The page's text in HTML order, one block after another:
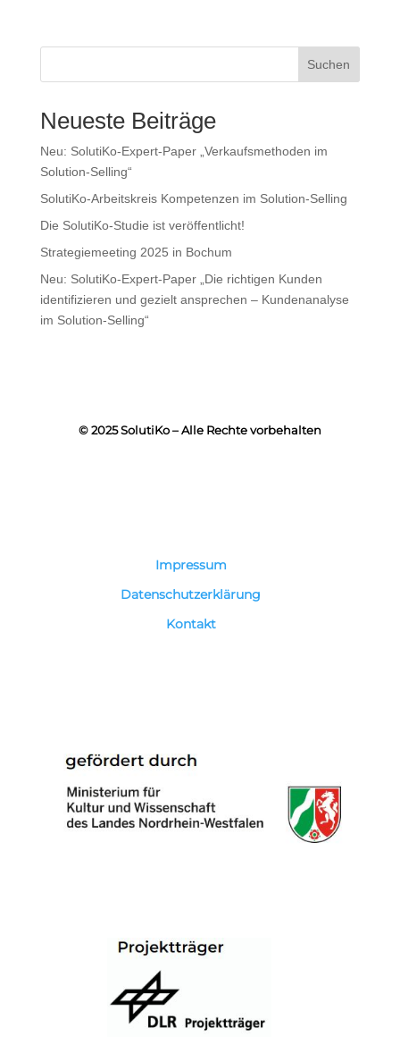
Suchen
Neueste Beiträge
Neu: SolutiKo-Expert-Paper „Verkaufsmethoden im
Solution-Selling“
SolutiKo-Arbeitskreis Kompetenzen im Solution-Selling
Die SolutiKo-Studie ist veröffentlicht!
Strategiemeeting 2025 in Bochum
Neu: SolutiKo-Expert-Paper „Die richtigen Kunden
identifizieren und gezielt ansprechen – Kundenanalyse
im Solution-Selling“
© 2025 SolutiKo – Alle Rechte vorbehalten
Impressum
Datenschutzerklärung
Kontakt